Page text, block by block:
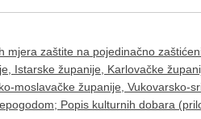
mjera zaštite na pojedinačno
Istarske županije, Karlovačke
moslavačke županije, Vukovarsko-
Popis kulturnih dobara